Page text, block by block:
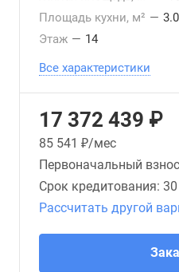
Площадь кухни, м² —
Этаж — 14
Все характеристики
17 372 439 ₽
85 541 ₽/мес
Первоначальный
Срок кредитования:
Рассчитать другой